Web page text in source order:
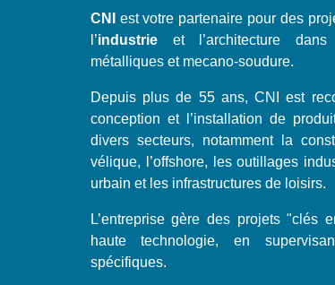
CNI est votre partenaire pour des
l’industrie et l’architecture
métalliques et mecano-soudure.
Depuis plus de 55 ans, CNI est
conception et l’installation de
divers secteurs, notamment la
vélique, l’offshore, les outillages
urbain et les infrastructures de loisirs.
L’entreprise gère des projets "clés
haute technologie, en
spécifiques.